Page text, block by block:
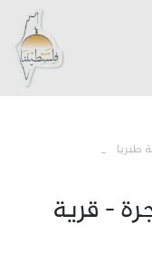
طبريا
- قرية